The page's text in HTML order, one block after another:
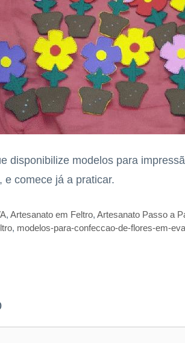
disponibilize modelos para
, e comece já a praticar.
,Artesanato em Feltro,Artesanato Passo a
, modelos-para-confeccao-de-flores-em-